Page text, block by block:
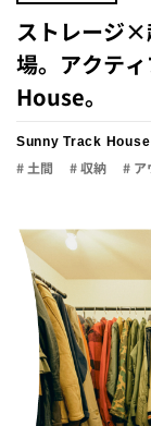
ストレージ×
場。アクテ
House。
Sunny Track House
# 土間 # 収納 # ア